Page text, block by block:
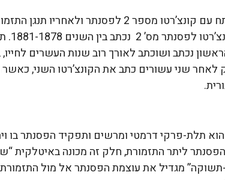
המופע יפתח עם קונצ’רטו מספר 2
נכתב ושוכתב לאורך רוב שנות העשרים
לאחר שני עשורים כתב את הקונצ’רטו השני, כאשר
הוא תלת-פרקי דרמטי ומרשים ותפקיד הפסנתר בו
הפסנתר ליתר התזמורת, חלק זה מכונה באיטלקית
מגדיל את עוצמת הפסנתר אל מול התזמורת,